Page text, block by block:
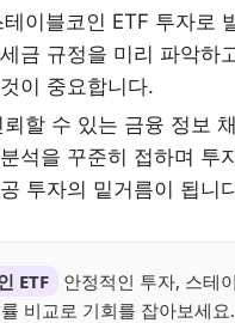
테이블코인 ETF 투자로
금 규정을 미리 파악하
이 중요합니다.
뢰할 수 있는 금융 정보
석을 꾸준히 접하며 투
투자의 밑거름이 됩니
ETF
안정적인 투자, 스테
비교로 기회를 잡아보세